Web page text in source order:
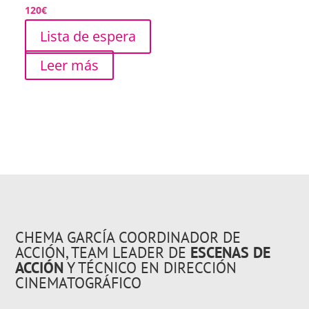
120€
Lista de espera
Leer más
CHEMA GARCÍA COORDINADOR DE
ACCIÓN, TEAM LEADER DE ESCENAS DE
ACCIÓNY TÉCNICO EN DIRECCIÓN
CINEMATOGRÁFICO